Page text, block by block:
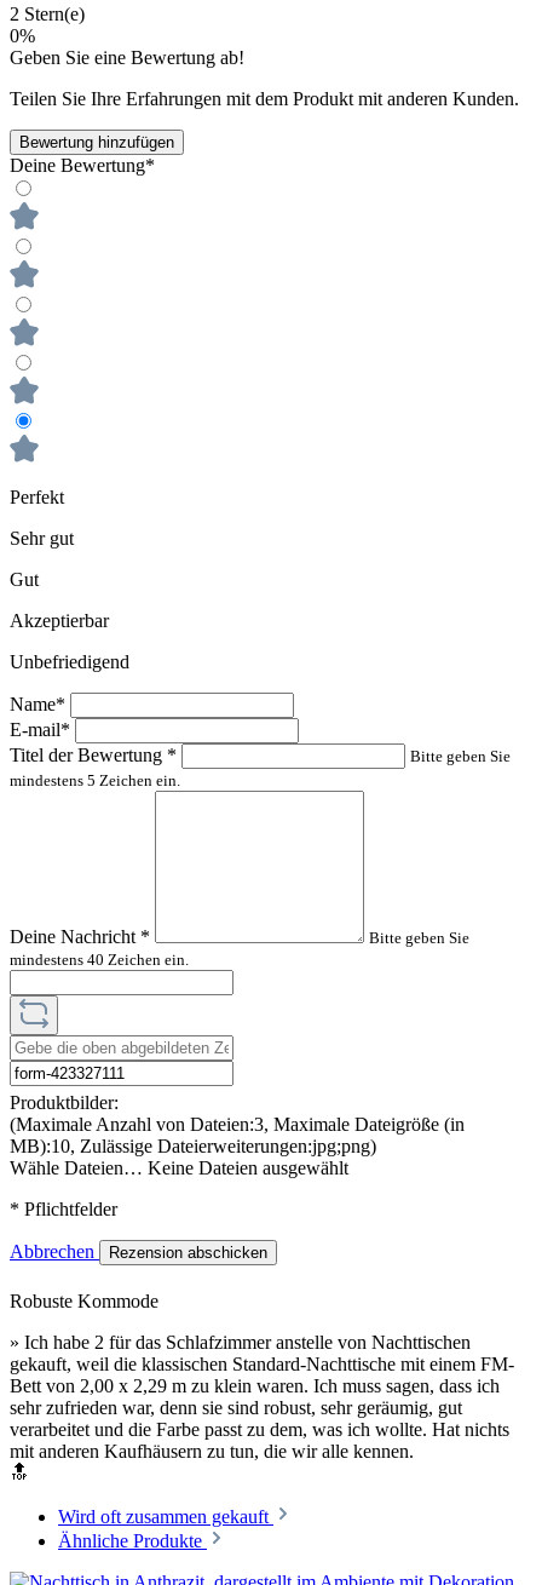
2 Stern(e)
0%
Geben Sie eine Bewertung ab!
Teilen Sie Ihre Erfahrungen mit dem Produkt mit anderen Kunden.
Bewertung hinzufügen
Deine Bewertung*
Perfekt
Sehr gut
Gut
Akzeptierbar
Unbefriedigend
Name*
E-mail*
Titel der Bewertung *
Bitte geben Sie
mindestens 5 Zeichen ein.
Deine Nachricht *
Bitte geben Sie
mindestens 40 Zeichen ein.
Produktbilder:
(Maximale Anzahl von Dateien:3, Maximale Dateigröße (in
MB):10, Zulässige Dateierweiterungen:jpg;png)
Wähle Dateien… Keine Dateien ausgewählt
* Pflichtfelder
Abbrechen Rezension abschicken
Robuste Kommode
» Ich habe 2 für das Schlafzimmer anstelle von Nachttischen
gekauft, weil die klassischen Standard-Nachttische mit einem FM-
Bett von 2,00 x 2,29 m zu klein waren. Ich muss sagen, dass ich
sehr zufrieden war, denn sie sind robust, sehr geräumig, gut
verarbeitet und die Farbe passt zu dem, was ich wollte. Hat nichts
mit anderen Kaufhäusern zu tun, die wir alle kennen.
🔝
Wird oft zusammen gekauft
Ähnliche Produkte